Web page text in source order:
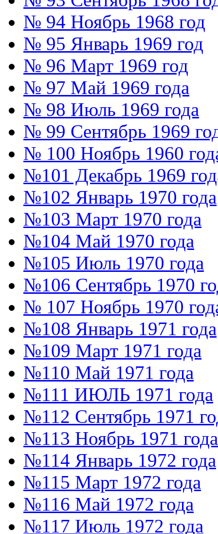
№ 94 Ноябрь 1968 год
№ 95 Январь 1969 год
№ 96 Март 1969 год
№ 97 Май 1969 года
№ 98 Июль 1969 года
№ 99 Сентябрь 1969
№ 100 Ноябрь 1960
№101 Декабрь 1969
№102 Январь 1970 года
№103 Март 1970 года
№104 Май 1970 года
№105 Июль 1970 года
№106 Сентябрь 1970
№ 107 Ноябрь 1970
№108 Январь 1971 года
№109 Март 1971 года
№110 Май 1971 года
№111 ИЮЛЬ 1971 года
№112 Сентябрь 1971
№113 Ноябрь 1971 года
№114 Январь 1972 года
№115 Март 1972 года
№116 Май 1972 года
№117 Июль 1972 года